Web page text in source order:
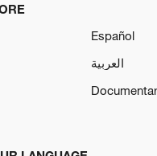
Español
العربية